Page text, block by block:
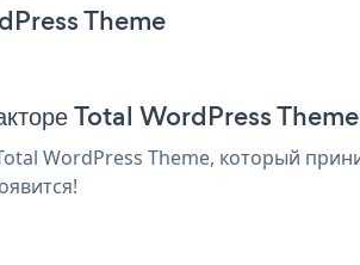
Theme
Total WordPress Theme
WordPress Theme, который